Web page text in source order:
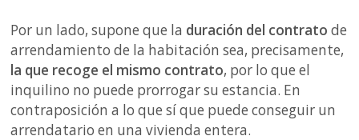
Por un lado, supone que la duración del contrato de
arrendamiento de la habitación sea, precisamente,
la que recoge el mismo contrato, por lo que el
inquilino no puede prorrogar su estancia. En
contraposición a lo que sí que puede conseguir un
arrendatario en una vivienda entera.